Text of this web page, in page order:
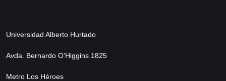
Universidad Alberto Hurtado
Avda. Bernardo O’Higgins 1825
Metro Los Héroes